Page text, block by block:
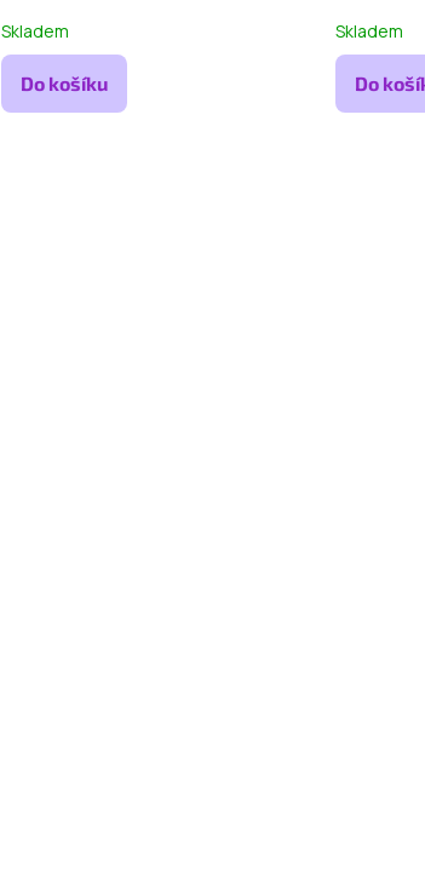
Skladem
Do košíku
Skladem
Do